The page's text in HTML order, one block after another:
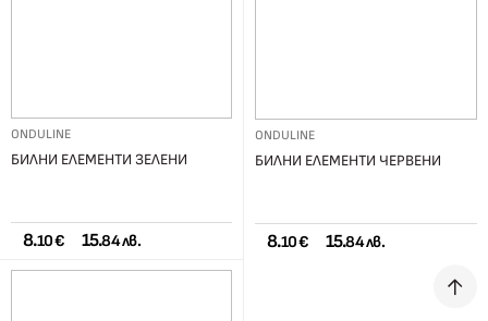
ONDULINE
БИЛНИ ЕЛЕМЕНТИ ЗЕЛЕНИ
8.10 € 15.84 лв.
ONDULINE
БИЛНИ ЕЛЕМЕНТИ ЧЕРВЕНИ
8.10 € 15.84 лв.